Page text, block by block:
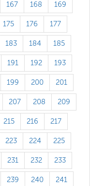
167 168 169
175 176 177
183 184 185
191 192 193
199 200 201
207 208 209
215 216 217
223 224 225
231 232 233
239 240 241